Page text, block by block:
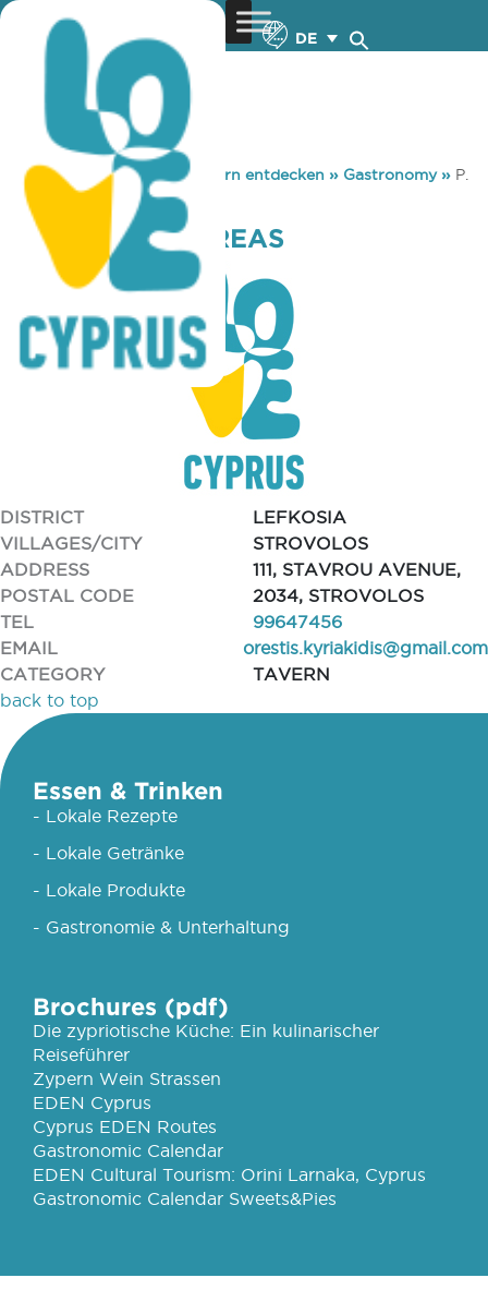
DE
You are here: Home »Zypern entdecken » Gastronomy» P.
A. O. K. KYTHREAS
P. A. O. K. KYTHREAS
DISTRICT
LEFKOSIA
VILLAGES/CITY
STROVOLOS
ADDRESS
111, STAVROU AVENUE,
POSTAL CODE
2034, STROVOLOS
TEL
99647456
EMAIL
orestis.kyriakidis@gmail.com
CATEGORY
TAVERN
back to top
Essen & Trinken
- Lokale Rezepte
- Lokale Getränke
- Lokale Produkte
- Gastronomie & Unterhaltung
Brochures (pdf)
Die zypriotische Küche: Ein kulinarischer
Reiseführer
Zypern Wein Strassen
EDEN Cyprus
Cyprus EDEN Routes
Gastronomic Calendar
EDEN Cultural Tourism: Orini Larnaka, Cyprus
Gastronomic Calendar Sweets&Pies